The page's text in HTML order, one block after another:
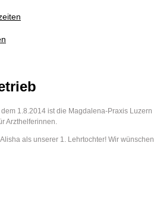
1.8.2014 ist die Magdalena-Praxis Luzern
Arzthelferinnen.
als unserer 1. Lehrtochter! Wir wünschen